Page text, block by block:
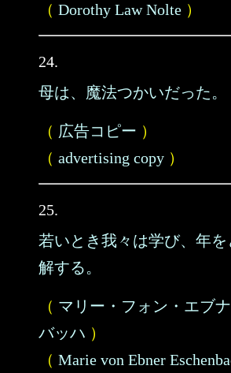
（ Dorothy Law Nolte ）
24.
母は、魔法つかいだった。
（ 広告コピー ）
（ advertising copy ）
25.
若いとき我々は学び、年
解する。
（ マリー・フォン・エブ
バッハ ）
（ Marie von Ebner